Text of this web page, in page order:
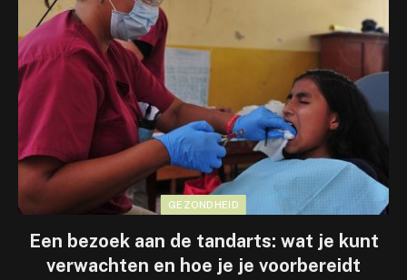
GEZONDHEID
Een bezoek aan de tandarts: wat je kunt
verwachten en hoe je je voorbereidt